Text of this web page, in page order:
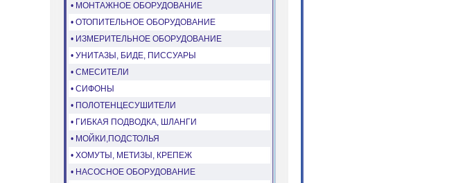
• МОНТАЖНОЕ ОБОРУДОВАНИЕ
• ОТОПИТЕЛЬНОЕ ОБОРУДОВАНИЕ
• ИЗМЕРИТЕЛЬНОЕ ОБОРУДОВАНИЕ
• УНИТАЗЫ, БИДЕ, ПИССУАРЫ
• СМЕСИТЕЛИ
• СИФОНЫ
• ПОЛОТЕНЦЕСУШИТЕЛИ
• ГИБКАЯ ПОДВОДКА, ШЛАНГИ
• МОЙКИ,ПОДСТОЛЬЯ
• ХОМУТЫ, МЕТИЗЫ, КРЕПЕЖ
• НАСОСНОЕ ОБОРУДОВАНИЕ